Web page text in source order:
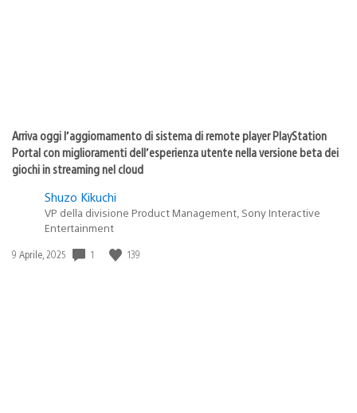
Arriva oggi l’aggiornamento di sistema di remote player PlayStation
Portal con miglioramenti dell’esperienza utente nella versione beta dei
giochi in streaming nel cloud
Shuzo Kikuchi
VP della divisione Product Management, Sony Interactive
Entertainment
Data
9 Aprile, 2025 1 139